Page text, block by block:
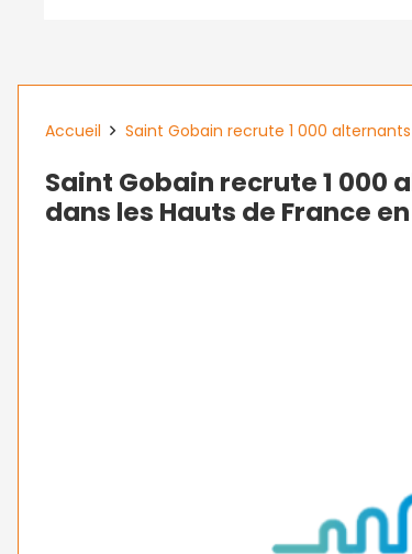
Accueil Saint Gobain recrute 1 000
Saint Gobain recrute 1 000
dans les Hauts de France